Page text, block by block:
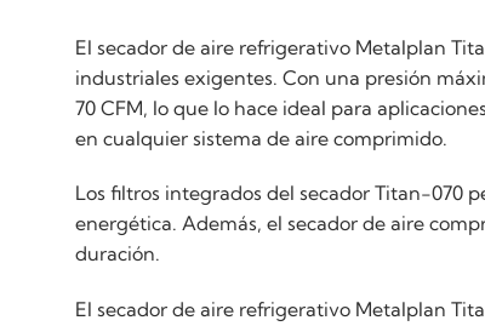
El secador de aire refrigerativo Metalplan
industriales exigentes. Con una presión
70 CFM, lo que lo hace ideal para
en cualquier sistema de aire comprimido.
Los filtros integrados del secador Titan-070
energética. Además, el secador de aire
duración.
El secador de aire refrigerativo Metalplan